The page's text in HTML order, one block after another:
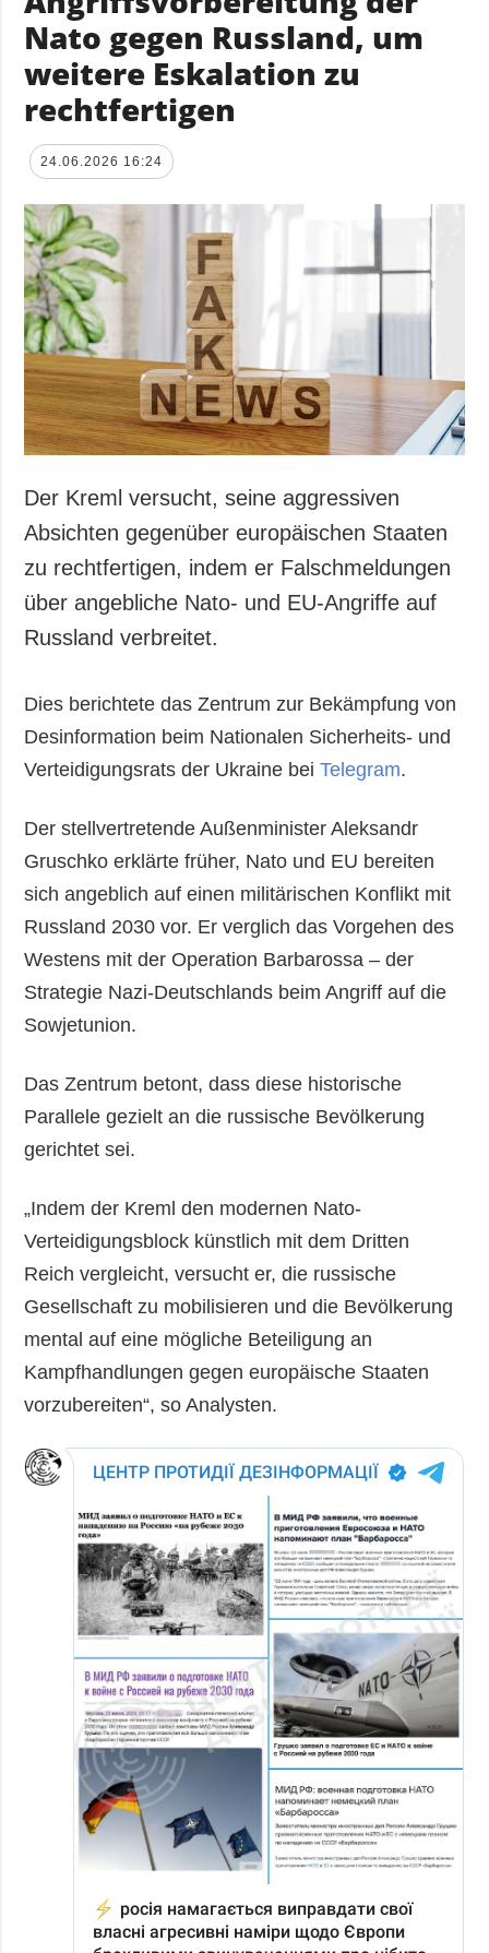
Nato gegen Russland, um
weitere Eskalation zu
rechtfertigen
24.06.2026 16:24
Der Kreml versucht, seine aggressiven
Absichten gegenüber europäischen Staaten
zu rechtfertigen, indem er Falschmeldungen
über angebliche Nato- und EU-Angriffe auf
Russland verbreitet.
Dies berichtete das Zentrum zur Bekämpfung von
Desinformation beim Nationalen Sicherheits- und
Verteidigungsrats der Ukraine beiTelegram.
Der stellvertretende Außenminister Aleksandr
Gruschko erklärte früher, Nato und EU bereiten
sich angeblich auf einen militärischen Konflikt mit
Russland 2030 vor. Er verglich das Vorgehen des
Westens mit der Operation Barbarossa – der
Strategie Nazi-Deutschlands beim Angriff auf die
Sowjetunion.
Das Zentrum betont, dass diese historische
Parallele gezielt an die russische Bevölkerung
gerichtet sei.
„Indem der Kreml den modernen Nato-
Verteidigungsblock künstlich mit dem Dritten
Reich vergleicht, versucht er, die russische
Gesellschaft zu mobilisieren und die Bevölkerung
mental auf eine mögliche Beteiligung an
Kampfhandlungen gegen europäische Staaten
vorzubereiten“, so Analysten.